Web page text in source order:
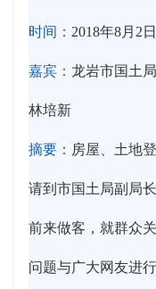
时间： 2018年8月2
嘉宾： 龙岩市国土
林培新
摘要： 房屋、土地
请到市国土局副局
前来做客，就群众
问题与广大网友进